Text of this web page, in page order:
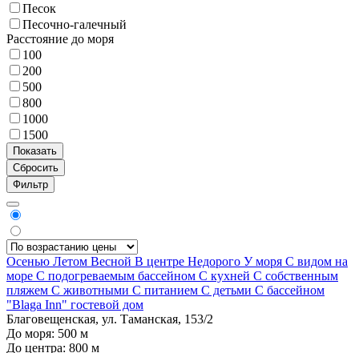
Песок
Песочно-галечный
Расстояние до моря
100
200
500
800
1000
1500
Фильтр
Осенью Летом Весной В центре Недорого У моря С видом на
море С подогреваемым бассейном С кухней С собственным
пляжем С животными С питанием С детьми С бассейном
"Blaga Inn" гостевой дом
Благовещенская, ул. Таманская, 153/2
До моря: 500 м
До центра: 800 м